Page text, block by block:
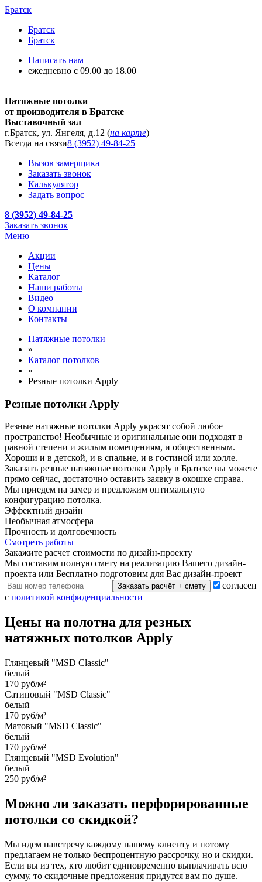
Братск
Братск
Братск
Написать нам
ежедневно с 09.00 до 18.00
Натяжные потолки
от производителя в Братске
Выставочный зал
г.Братск, ул. Янгеля, д.12 (на карте)
Всегда на связи8 (3952) 49-84-25
Вызов замерщика
Заказать звонок
Калькулятор
Задать вопрос
8 (3952) 49-84-25
Заказать звонок
Меню
Акции
Цены
Каталог
Наши работы
Видео
О компании
Контакты
Натяжные потолки
»
Каталог потолков
»
Резные потолки Apply
Резные потолки Apply
Резные натяжные потолки Apply украсят собой любое
пространство! Необычные и оригинальные они подходят в
равной степени и жилым помещениям, и общественным.
Хороши и в детской, и в спальне, и в гостиной или холле.
Заказать резные натяжные потолки Apply в Братске вы можете
прямо сейчас, достаточно оставить заявку в окошке справа.
Мы приедем на замер и предложим оптимальную
конфигурацию потолка.
Эффектный дизайн
Необычная атмосфера
Прочность и долговечность
Смотреть работы
Закажите расчет cтоимости по дизайн-проекту
Мы составим полную смету на реализацию Вашего дизайн-
проекта или Бесплатно подготовим для Вас дизайн-проект
Заказать расчёт + смету
согласен
с политикой конфиденциальности
Цены на полотна для резных
натяжных потолков Apply
Глянцевый "MSD Classic"
белый
170 руб/м²
Сатиновый "MSD Classic"
белый
170 руб/м²
Матовый "MSD Classic"
белый
170 руб/м²
Глянцевый "MSD Evolution"
белый
250 руб/м²
Можно ли заказать перфорированные
потолки со скидкой?
Мы идем навстречу каждому нашему клиенту и потому
предлагаем не только беспроцентную рассрочку, но и скидки.
Если вы из тех, кто любит единовременно выплачивать всю
сумму, то скидочные предложения придутся вам по душе.